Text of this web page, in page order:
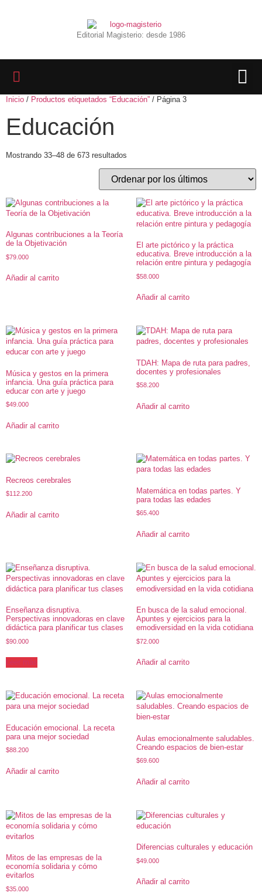
Editorial Magisterio: desde 1986
Inicio / Productos etiquetados “Educación” / Página 3
Educación
Mostrando 33–48 de 673 resultados
Algunas contribuciones a la Teoría
de la Objetivación
$79.000
Añadir al carrito
El arte pictórico y la práctica
educativa. Breve introducción a la
relación entre pintura y pedagogía
$58.000
Añadir al carrito
Música y gestos en la primera
infancia. Una guía práctica para
educar con arte y juego
$49.000
Añadir al carrito
TDAH: Mapa de ruta para padres,
docentes y profesionales
$58.200
Añadir al carrito
Recreos cerebrales
$112.200
Añadir al carrito
Matemática en todas partes. Y
para todas las edades
$65.400
Añadir al carrito
Enseñanza disruptiva.
Perspectivas innovadoras en clave
didáctica para planificar tus clases
$90.000
Leer más
En busca de la salud emocional.
Apuntes y ejercicios para la
emodiversidad en la vida cotidiana
$72.000
Añadir al carrito
Educación emocional. La receta
para una mejor sociedad
$88.200
Añadir al carrito
Aulas emocionalmente saludables.
Creando espacios de bien-estar
$69.600
Añadir al carrito
Mitos de las empresas de la
economía solidaria y cómo
evitarlos
$35.000
Diferencias culturales y educación
$49.000
Añadir al carrito